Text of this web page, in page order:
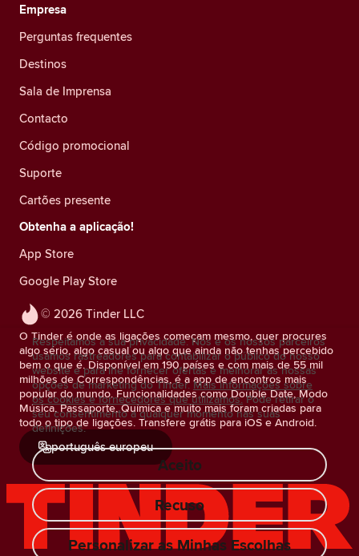
© 2026 Tinder LLC
O Tinder é onde as ligações começam mesmo, quer procures
algo sério, algo casual ou algo que ainda não tenhas percebido
bem o que é. Disponível em 190 países e com mais de 55 mil
milhões de Correspondências, é a app de encontros mais
popular do mundo. Funcionalidades como Double Date, Modo
Música, Passaporte, Química e muito mais foram criadas para
todo o tipo de ligações. Transfere grátis para iOS e Android.
português europeu
Empresa
Perguntas frequentes
Destinos
Sala de Imprensa
Contacto
Código promocional
Suporte
Cartões presente
Obtenha a aplicação!
App Store
Google Play Store
Respeitamos a sua privacidade. Nós e os nossos parceiros
usamos rastreadores para contabilizar o público do nosso
website e para lhe fornecer ofertas e melhorar as nossas
opções de marketing do Tinder. Mais informações sobre
os cookies e fornecedores que utilizamos. Pode retirar o
seu consentimento a qualquer momento nas suas
definições.
Aceito
Recuso
Personalizar as Minhas Escolhas